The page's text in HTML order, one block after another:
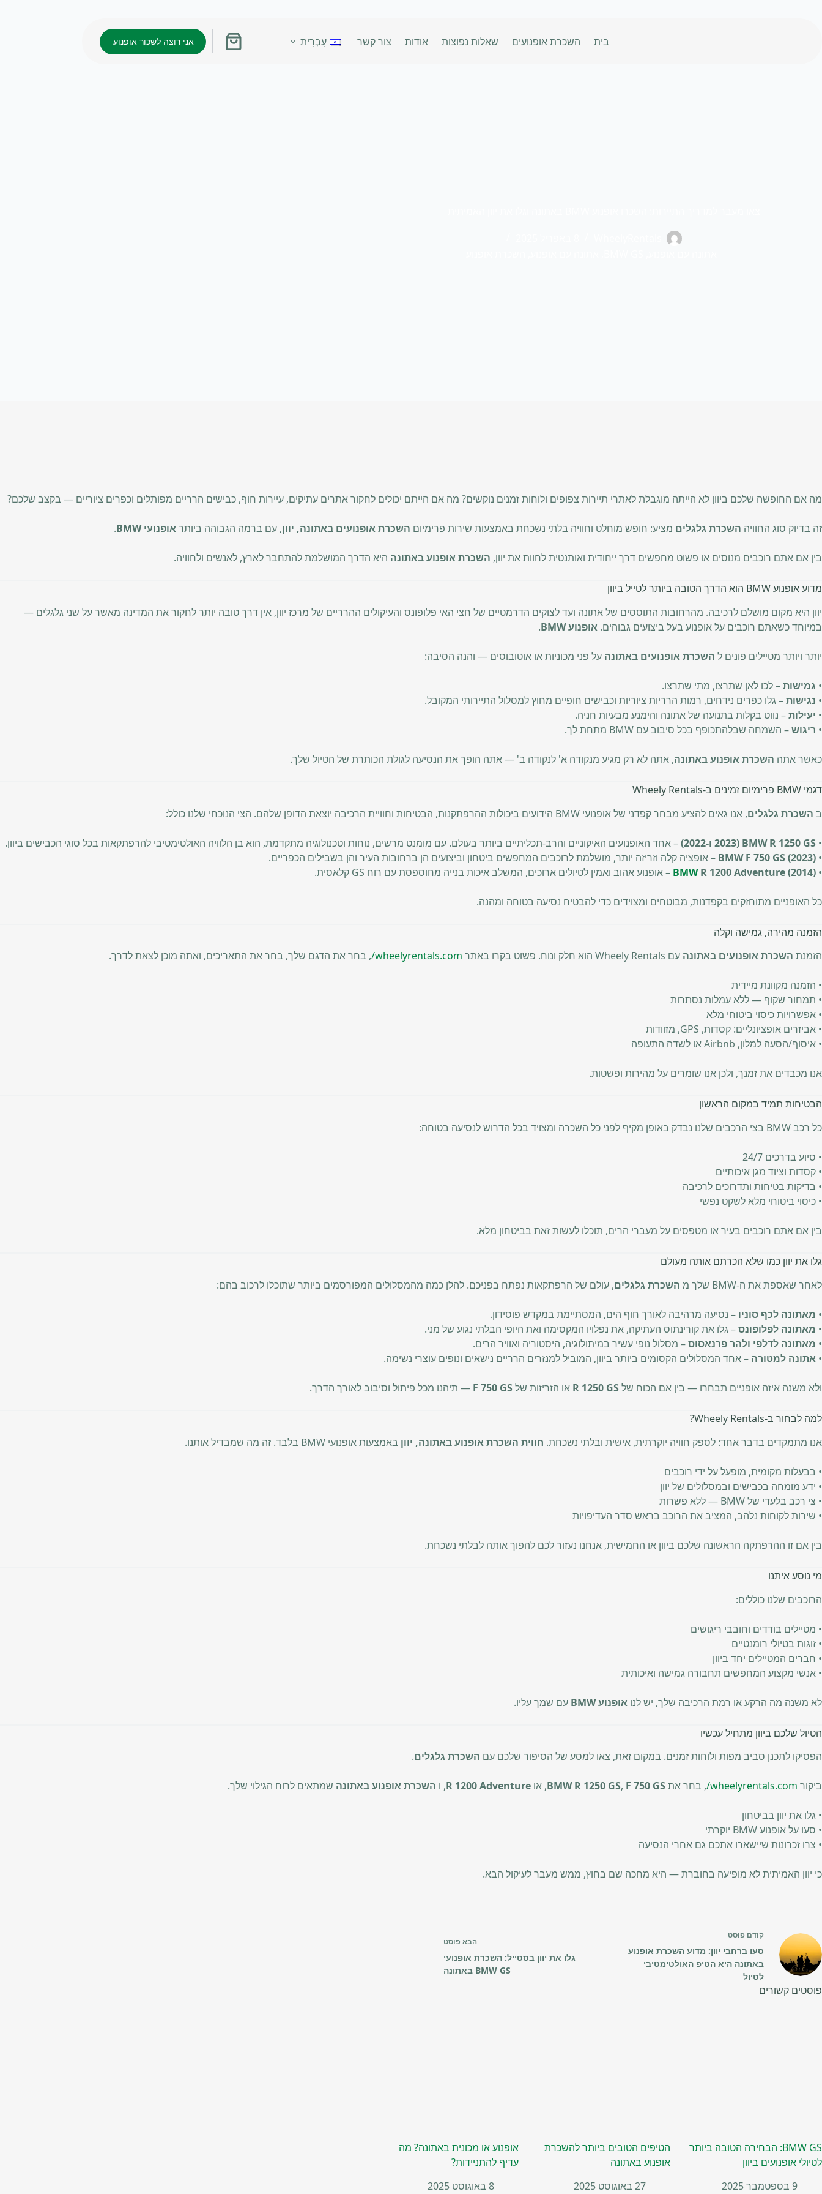
בית
השכרת אופנועים שאלות נפוצות אודות צור קשר עִבְרִית
עגלת
אני רוצה לשכור אופנוע
מה אם החופשה שלכם ביוון לא הייתה מוגבלת לאתרי תיירות צפופים ולוחות זמנים נוקשים? מה אם הייתם יכולים לחקור אתרים עתיקים, עיירות חוף, כבישים הרריים מפותלים וכפרים ציוריים — בקצב שלכם?
זה בדיוק סוג החוויה השכרת גלגלים מציע: חופש מוחלט וחוויה בלתי נשכחת באמצעות שירות פרימיום השכרת אופנועים באתונה, יוון, עם ברמה הגבוהה ביותראופנועי BMW .
בין אם אתם רוכבים מנוסים או פשוט מחפשים דרך ייחודית ואותנטית לחוות את יוון, השכרת אופנוע באתונה היא הדרך המושלמת להתחבר לארץ, לאנשים ולחוויה.
מדוע אופנוע BMW הוא הדרך הטובה ביותר לטייל ביוון
יוון היא מקום מושלם לרכיבה. מהרחובות התוססים של אתונה ועד לצוקים הדרמטיים של חצי האי פלופונס והעיקולים ההרריים של מרכז יוון, אין דרך טובה יותר לחקור את המדינה מאשר על שני גלגלים —
במיוחד כשאתם רוכבים על אופנוע בעל ביצועים גבוהים. אופנוע BMW .
יותר ויותר מטיילים פונים ל השכרת אופנועים באתונה על פני מכוניות או אוטובוסים — והנה הסיבה:
• גמישות– לכו לאן שתרצו, מתי שתרצו.
• נגישות– גלו כפרים נידחים, רמות הרריות ציוריות וכבישים חופיים מחוץ למסלול התיירותי המקובל.
• יעילות– נווט בקלות בתנועה של אתונה והימנע מבעיות חניה.
• ריגוש– השמחה שבלהתכופף בכל סיבוב עם BMW מתחת לך.
כאשר אתה השכרת אופנוע באתונה, אתה לא רק מגיע מנקודה א' לנקודה ב' — אתה הופך את הנסיעה לגולת הכותרת של הטיול שלך.
דגמי BMW פרימיום זמינים ב-Wheely Rentals
ב השכרת גלגלים, אנו גאים להציע מבחר קפדני של אופנועי BMW הידועים ביכולות ההרפתקנות, הבטיחות וחוויית הרכיבה יוצאת הדופן שלהם. הצי הנוכחי שלנו כולל:
• BMW R 1250 GS (2023 ו-2022)
– אחד האופנועים האיקוניים והרב-תכליתיים ביותר בעולם. עם מומנט מרשים, נוחות וטכנולוגיה מתקדמת, הוא בן הלוויה האולטימטיבי להרפתקאות בכל סוגי הכבישים ביוון.
•
BMW F 750 GS (2023) – אופציה קלה וזריזה יותר, מושלמת לרוכבים המחפשים ביטחון וביצועים הן ברחובות העיר והן בשבילים הכפריים.
•
BMWR 1200 Adventure (2014) – אופנוע אהוב ואמין לטיולים ארוכים, המשלב איכות בנייה מחוספסת עם רוח GS קלאסית.
כל האופניים מתוחזקים בקפדנות, מבוטחים ומצוידים כדי להבטיח נסיעה בטוחה ומהנה.
הזמנה מהירה, גמישה וקלה
הזמנת השכרת אופנועים באתונה עם Wheely Rentals הוא חלק ונוח. פשוט בקרו באתר wheelyrentals.com/ , בחר את הדגם שלך, בחר את התאריכים, ואתה מוכן לצאת לדרך.
• הזמנה מקוונת מיידית
• תמחור שקוף — ללא עמלות נסתרות
• אפשרויות כיסוי ביטוחי מלא
• אביזרים אופציונליים: קסדות, GPS, מזוודות
• איסוף/הסעה למלון, Airbnb או לשדה התעופה
אנו מכבדים את זמנך, ולכן אנו שומרים על מהירות ופשטות.
הבטיחות תמיד במקום הראשון
כל רכב BMW בצי הרכבים שלנו נבדק באופן מקיף לפני כל השכרה ומצויד בכל הדרוש לנסיעה בטוחה:
• סיוע בדרכים 24/7
• קסדות וציוד מגן איכותיים
• בדיקות בטיחות ותדרוכים לרכיבה
• כיסוי ביטוחי מלא לשקט נפשי
בין אם אתם רוכבים בעיר או מטפסים על מעברי הרים, תוכלו לעשות זאת בביטחון מלא.
גלו את יוון כמו שלא הכרתם אותה מעולם
לאחר שאספת את ה-BMW שלך מ
השכרת גלגלים, עולם של הרפתקאות נפתח בפניכם. להלן כמה מהמסלולים המפורסמים ביותר שתוכלו לרכוב בהם:
• מאתונה לכף סוניו – נסיעה מרהיבה לאורך חוף הים, המסתיימת במקדש פוסידון.
• מאתונה לפלופונס– גלו את קורינתוס העתיקה, את נפלויו המקסימה ואת היופי הבלתי נגוע של מני.
• מאתונה לדלפי ולהר פרנאסוס– מסלול נופי עשיר במיתולוגיה, היסטוריה ואוויר הרים.
• אתונה למטורה – אחד המסלולים הקסומים ביותר ביוון, המוביל למנזרים הרריים נישאים ונופים עוצרי נשימה.
ולא משנה איזה אופניים תבחרו — בין אם הכוח שלR 1250 GS או הזריזות שלF 750 GS — תיהנו מכל פיתול וסיבוב לאורך הדרך.
למה לבחור ב-Wheely Rentals?
אנו מתמקדים בדבר אחד: לספק חוויה יוקרתית, אישית ובלתי נשכחת. חווית השכרת אופנוע באתונה, יוון באמצעות אופנועי BMW בלבד. זה מה שמבדיל אותנו.
• בבעלות מקומית, מופעל על ידי רוכבים
• ידע מומחה בכבישים ובמסלולים של יוון
• צי רכב בלעדי של BMW — ללא פשרות
• שירות לקוחות נלהב, המציב את הרוכב בראש סדר העדיפויות
בין אם זו ההרפתקה הראשונה שלכם ביוון או החמישית, אנחנו נעזור לכם להפוך אותה לבלתי נשכחת.
מי נוסע איתנו
הרוכבים שלנו כוללים:
• מטיילים בודדים וחובבי ריגושים
• זוגות בטיולי רומנטיים
• חברים המטיילים יחד ביוון
• אנשי מקצוע המחפשים תחבורה גמישה ואיכותית
לא משנה מה הרקע או רמת הרכיבה שלך, יש לנו אופנוע BMW עם שמך עליו.
הטיול שלכם ביוון מתחיל עכשיו
הפסיקו לתכנן סביב מפות ולוחות זמנים. במקום זאת, צאו למסע של הסיפור שלכם עם השכרת גלגלים.
ביקור wheelyrentals.com/ , בחר את BMW R 1250 GS, F 750 GS , או R 1200 Adventure, ו השכרת אופנוע באתונה שמתאים לרוח הגילוי שלך.
• גלו את יוון בביטחון
• סעו על אופנוע BMW יוקרתי
• צרו זכרונות שיישארו אתכם גם אחרי הנסיעה
כי יוון האמיתית לא מופיעה בחוברת — היא מחכה שם בחוץ, ממש מעבר לעיקול הבא.
קודם פוסט
סעו ברחבי יוון: מדוע השכרת אופנוע
באתונה היא הטיפ האולטימטיבי
לטיול
הבא פוסט
גלו את יוון בסטייל: השכרת אופנועי
BMW GS באתונה
פוסטים קשורים
BMW GS: הבחירה הטובה ביותר
לטיולי אופנועים ביוון
9 בספטמבר 2025
הטיפים הטובים ביותר להשכרת
אופנוע באתונה
27 באוגוסט 2025
אופנוע או מכונית באתונה? מה
עדיף להתניידות?
8 באוגוסט 2025